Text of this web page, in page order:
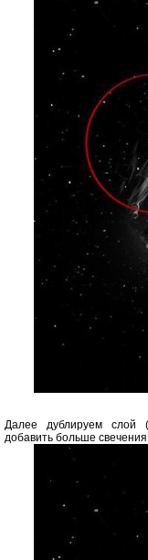
Далее дублируем слой
добавить больше